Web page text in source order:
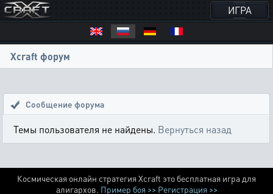
ИГРА
Xcraft форум
Сообщение форума
Темы пользователя не найдены. Вернуться назад
Космическая онлайн стратегия Xcraft это бесплатная игра для
алигархов. Пример боя >> Регистрация >>